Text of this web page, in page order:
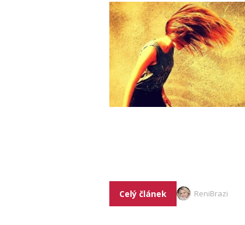
Celý článek ReniBrazi